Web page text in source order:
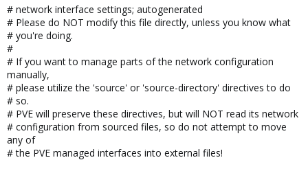
auto vmbr0.1
iface vmbr0.1 inet static
   address 192.168.190.44/24
Damit hat dein Host eine Adresse im getaggten VLAN 1 und über
vmbr0 kannst du deine VMs anbinden (auch pfSense!
),
indem du entweder einen Tag in der NIC-Definition der jeweiligen
VM vergibst oder (wie im Fall der pfSense) den Trunk komplett
übergibst.
# network interface settings; autogenerated
# Please do NOT modify this file directly, unless you know what
# you're doing.
#
# If you want to manage parts of the network configuration
manually,
# please utilize the 'source' or 'source-directory' directives to do
# so.
# PVE will preserve these directives, but will NOT read its network
# configuration from sourced files, so do not attempt to move
any of
# the PVE managed interfaces into external files!